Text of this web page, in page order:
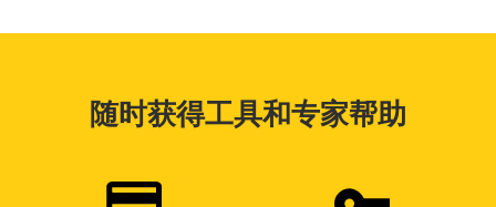
随时获得工具和专家帮助